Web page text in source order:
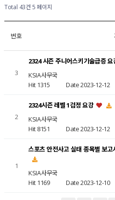
Total 43건 5 페이지
번호
3
2324 시즌 주니어스키기술급증 요
KSIA사무국
Hit 1315 Date 2023-12-12
2
2324시즌 레벨 1검정 요강
KSIA사무국
Hit 8151 Date 2023-12-12
1
스포츠 안전사고 실태 종목별 보
KSIA사무국
Hit 1169 Date 2023-12-10